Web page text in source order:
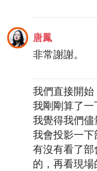
唐鳳
非常謝謝。
我們直接開始
我剛剛算了
我覺得我們儘
我會投影一
有沒有看了
的，再看現場